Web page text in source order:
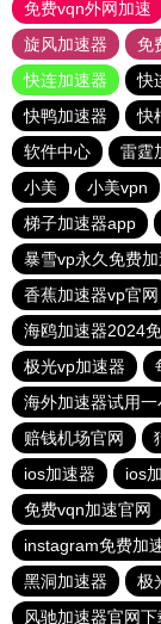
免费vqn外网加速
旋风加速器
免
快连加速器
快
快鸭加速器
快
软件中心
雷霆
小美
小美vpn
梯子加速器app
暴雪vp永久免费
香蕉加速器vp官网
海鸥加速器2024
极光vp加速器
海外加速器试用一
赔钱机场官网
ios加速器
ios
免费vqn加速官网
instagram免费加
黑洞加速器
极
风驰加速器官网下